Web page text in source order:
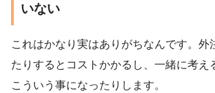
いない
これはかなり実はありがちなんです。外
たりするとコストかかるし、一緒に考え
こういう事になったりします。